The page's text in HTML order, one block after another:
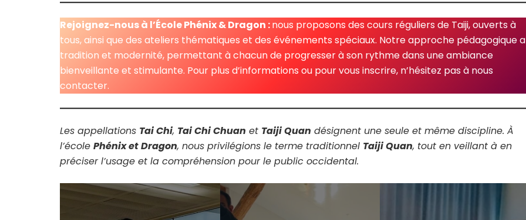
Rejoignez-nous à l’École Phénix & Dragon :nous proposons des cours réguliers de Taiji, ouverts à
tous, ainsi que des ateliers thématiques et des événements spéciaux. Notre approche pédagogique
tradition et modernité, permettant à chacun de progresser à son rythme dans une ambiance
bienveillante et stimulante. Pour plus d’informations ou pour vous inscrire, n’hésitez pas à nous
contacter.
Les appellations Tai Chi, Tai Chi Chuan et Taiji Quan désignent une seule et même discipline. À
l’école Phénix et Dragon, nous privilégions le terme traditionnel Taiji Quan, tout en veillant à en
préciser l’usage et la compréhension pour le public occidental.